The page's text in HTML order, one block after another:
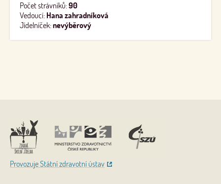
Počet strávníků:90
Vedoucí: Hana zahradníková
Jídelníček:nevýběrový
Provozuje Státní zdravotní ústav